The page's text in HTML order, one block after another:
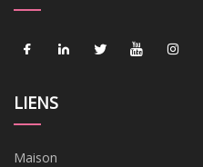
LIENS
Maison